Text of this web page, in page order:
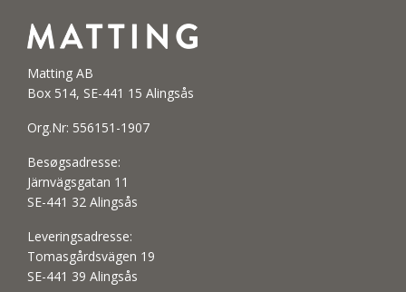
Matting AB
Box 514, SE-441 15 Alingsås
Org.Nr: 556151-1907
Besøgsadresse:
Järnvägsgatan 11
SE-441 32 Alingsås
Leveringsadresse:
Tomasgårdsvägen 19
SE-441 39 Alingsås